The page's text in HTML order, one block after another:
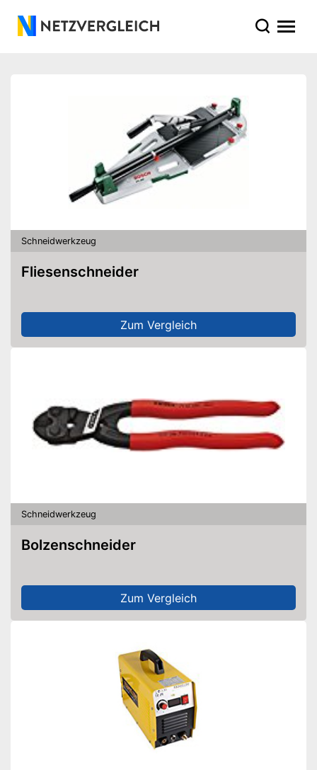
Schneidwerkzeug
Fliesenschneider
Zum Vergleich
Schneidwerkzeug
Bolzenschneider
Zum Vergleich